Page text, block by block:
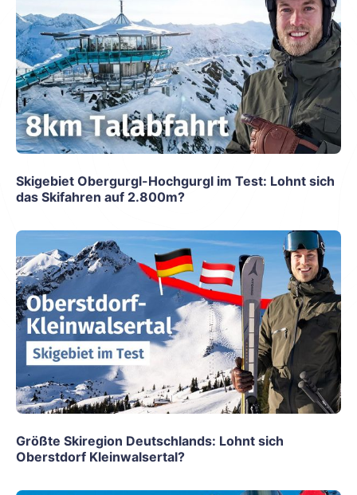
Skigebiet Obergurgl-Hochgurgl im Test: Lohnt sich
das Skifahren auf 2.800m?
Größte Skiregion Deutschlands: Lohnt sich
Oberstdorf Kleinwalsertal?